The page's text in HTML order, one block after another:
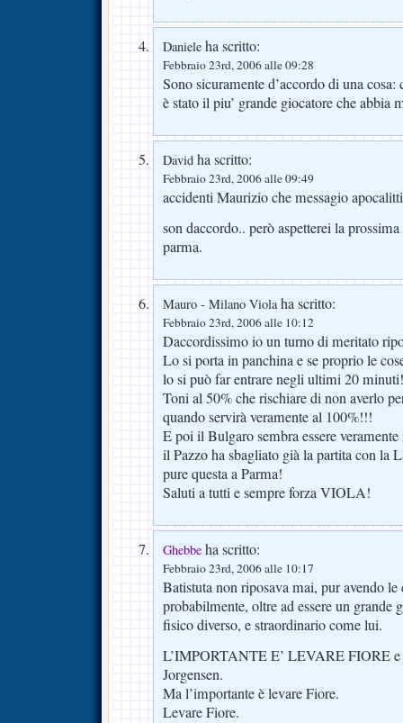
Daniele ha scritto:
Febbraio 23rd, 2006 alle 09:28
Sono sicuramente d’accordo di una
è stato il piu’ grande giocatore che abbia
David ha scritto:
Febbraio 23rd, 2006 alle 09:49
accidenti Maurizio che messagio
son daccordo.. però aspetterei la
parma.
Mauro - Milano Violaha scritto:
Febbraio 23rd, 2006 alle 10:12
Daccordissimo io un turno di meritato
Lo si porta in panchina e se proprio le
lo si può far entrare negli ultimi 20
Toni al 50% che rischiare di non averlo
quando servirà veramente al 100%!!!
E poi il Bulgaro sembra essere
il Pazzo ha sbagliato già la partita con la
pure questa a Parma!
Saluti a tutti e sempre forza VIOLA!
Ghebbe ha scritto:
Febbraio 23rd, 2006 alle 10:17
Batistuta non riposava mai, pur avendo
probabilmente, oltre ad essere un grande
fisico diverso, e straordinario come lui.
L’IMPORTANTE E’ LEVARE FIORE e
Jorgensen.
Ma l’importante è levare Fiore.
Levare Fiore.